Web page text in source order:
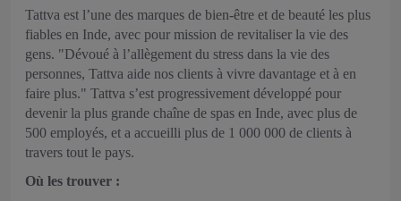
Tattva est l’une des marques de bien-être et de beauté les plus
fiables en Inde, avec pour mission de revitaliser la vie des
gens. "Dévoué à l’allègement du stress dans la vie des
personnes, Tattva aide nos clients à vivre davantage et à en
faire plus." Tattva s’est progressivement développé pour
devenir la plus grande chaîne de spas en Inde, avec plus de
500 employés, et a accueilli plus de 1 000 000 de clients à
travers tout le pays.
Où les trouver :